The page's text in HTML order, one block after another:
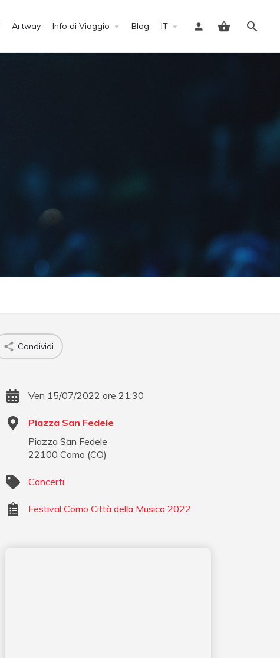
Artway Info di Viaggio Blog IT
Accedi
Condividi
Ven 15/07/2022 ore 21:30
Piazza San Fedele
Piazza San Fedele
22100 Como (CO)
Concerti
Festival Como Città della Musica 2022